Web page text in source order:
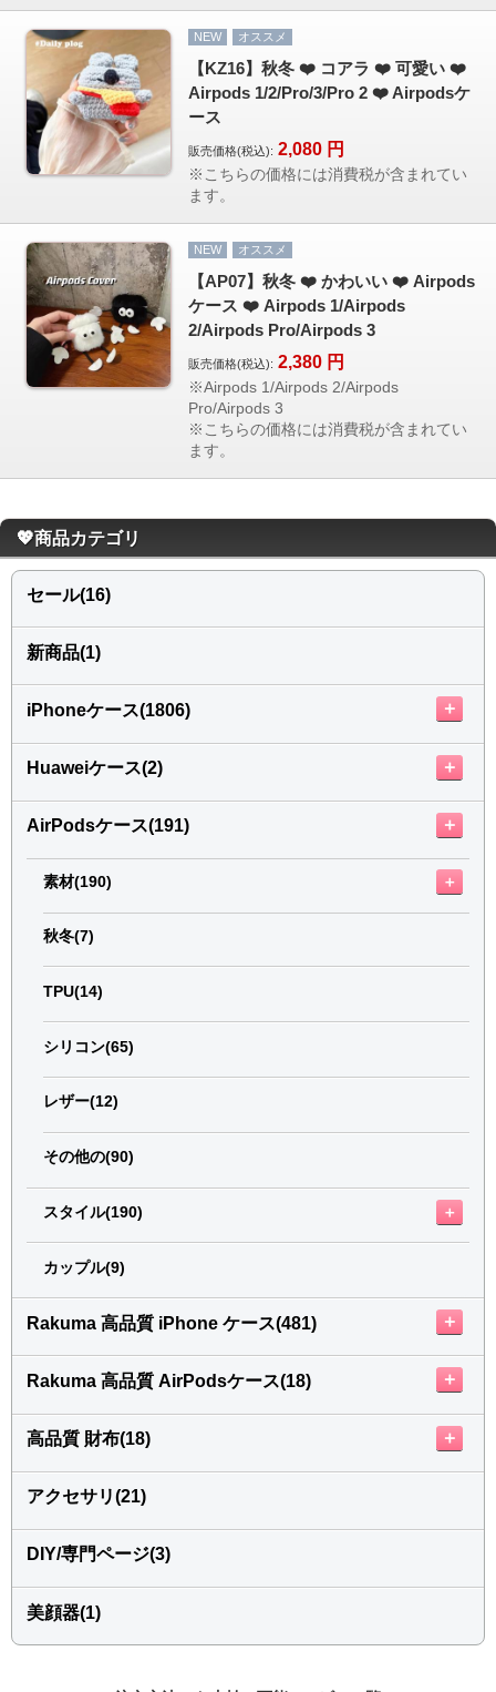
NEW オススメ
【KZ16】秋冬 ❤️ コアラ ❤️ 可愛い ❤️
Airpods 1/2/Pro/3/Pro 2 ❤️ Airpodsケ
ース
販売価格(税込): 2,080 円
※こちらの価格には消費税が含まれてい
ます。
NEW オススメ
【AP07】秋冬 ❤️ かわいい ❤️ Airpods
ケース ❤️ Airpods 1/Airpods
2/Airpods Pro/Airpods 3
販売価格(税込): 2,380 円
※Airpods 1/Airpods 2/Airpods
Pro/Airpods 3
※こちらの価格には消費税が含まれてい
ます。
💖商品カテゴリ
セール(16)
新商品(1)
iPhoneケース(1806) ＋
Huaweiケース(2) ＋
AirPodsケース(191) ＋
素材(190) ＋
秋冬(7)
TPU(14)
シリコン(65)
レザー(12)
その他の(90)
スタイル(190) ＋
カップル(9)
Rakuma 高品質 iPhone ケース(481) ＋
Rakuma 高品質 AirPodsケース(18) ＋
高品質 財布(18) ＋
アクセサリ(21)
DIY/専門ページ(3)
美顔器(1)